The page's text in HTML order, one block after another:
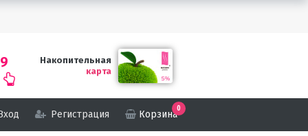
Накопительная
карта
Регистрация Корзина
0